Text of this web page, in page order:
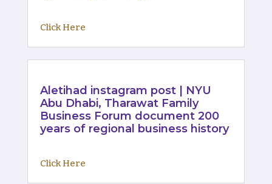
Click Here
Aletihad instagram post | NYU
Abu Dhabi, Tharawat Family
Business Forum document 200
years of regional business history
Click Here